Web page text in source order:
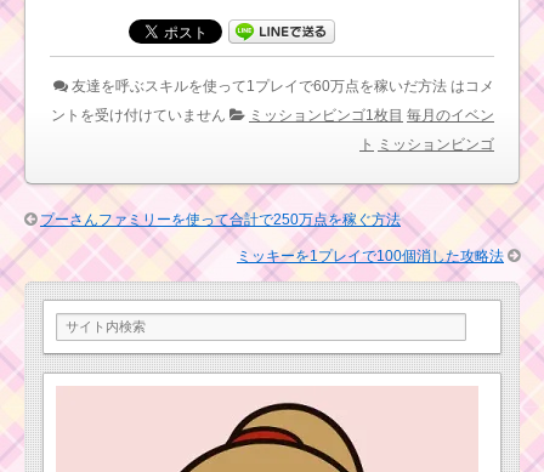
チャはバレンタインデ
イジー・バレンタイン
ミニーが再登場！
ツムでマイツムを1プレ
イで110個消すミッシ
ョンを攻略するツム
ツムツム マリー版スコ
と攻略のコツ
ム・ガチャ・確率アッ
プ・新イベントカレン
ツムツム11月プーさ
目のミッション内容と
攻略
ツムツム2周年
記念プレゼント
キャンペーン！
ぬいぐるみ・マスコッ
ト・スマホプラグイン
が当たる
ツムツム4月イベン
友達を呼ぶスキルを使って1プレイで60万点を稼いだ方法 は コメ
ントを受け付けていません
ミッションビンゴ1枚目 毎月のイベン
ト
ミッションビンゴ
プーさんファミリーを使って合計で250万点を稼ぐ方法
ミッキーを1プレイで100個消した攻略法